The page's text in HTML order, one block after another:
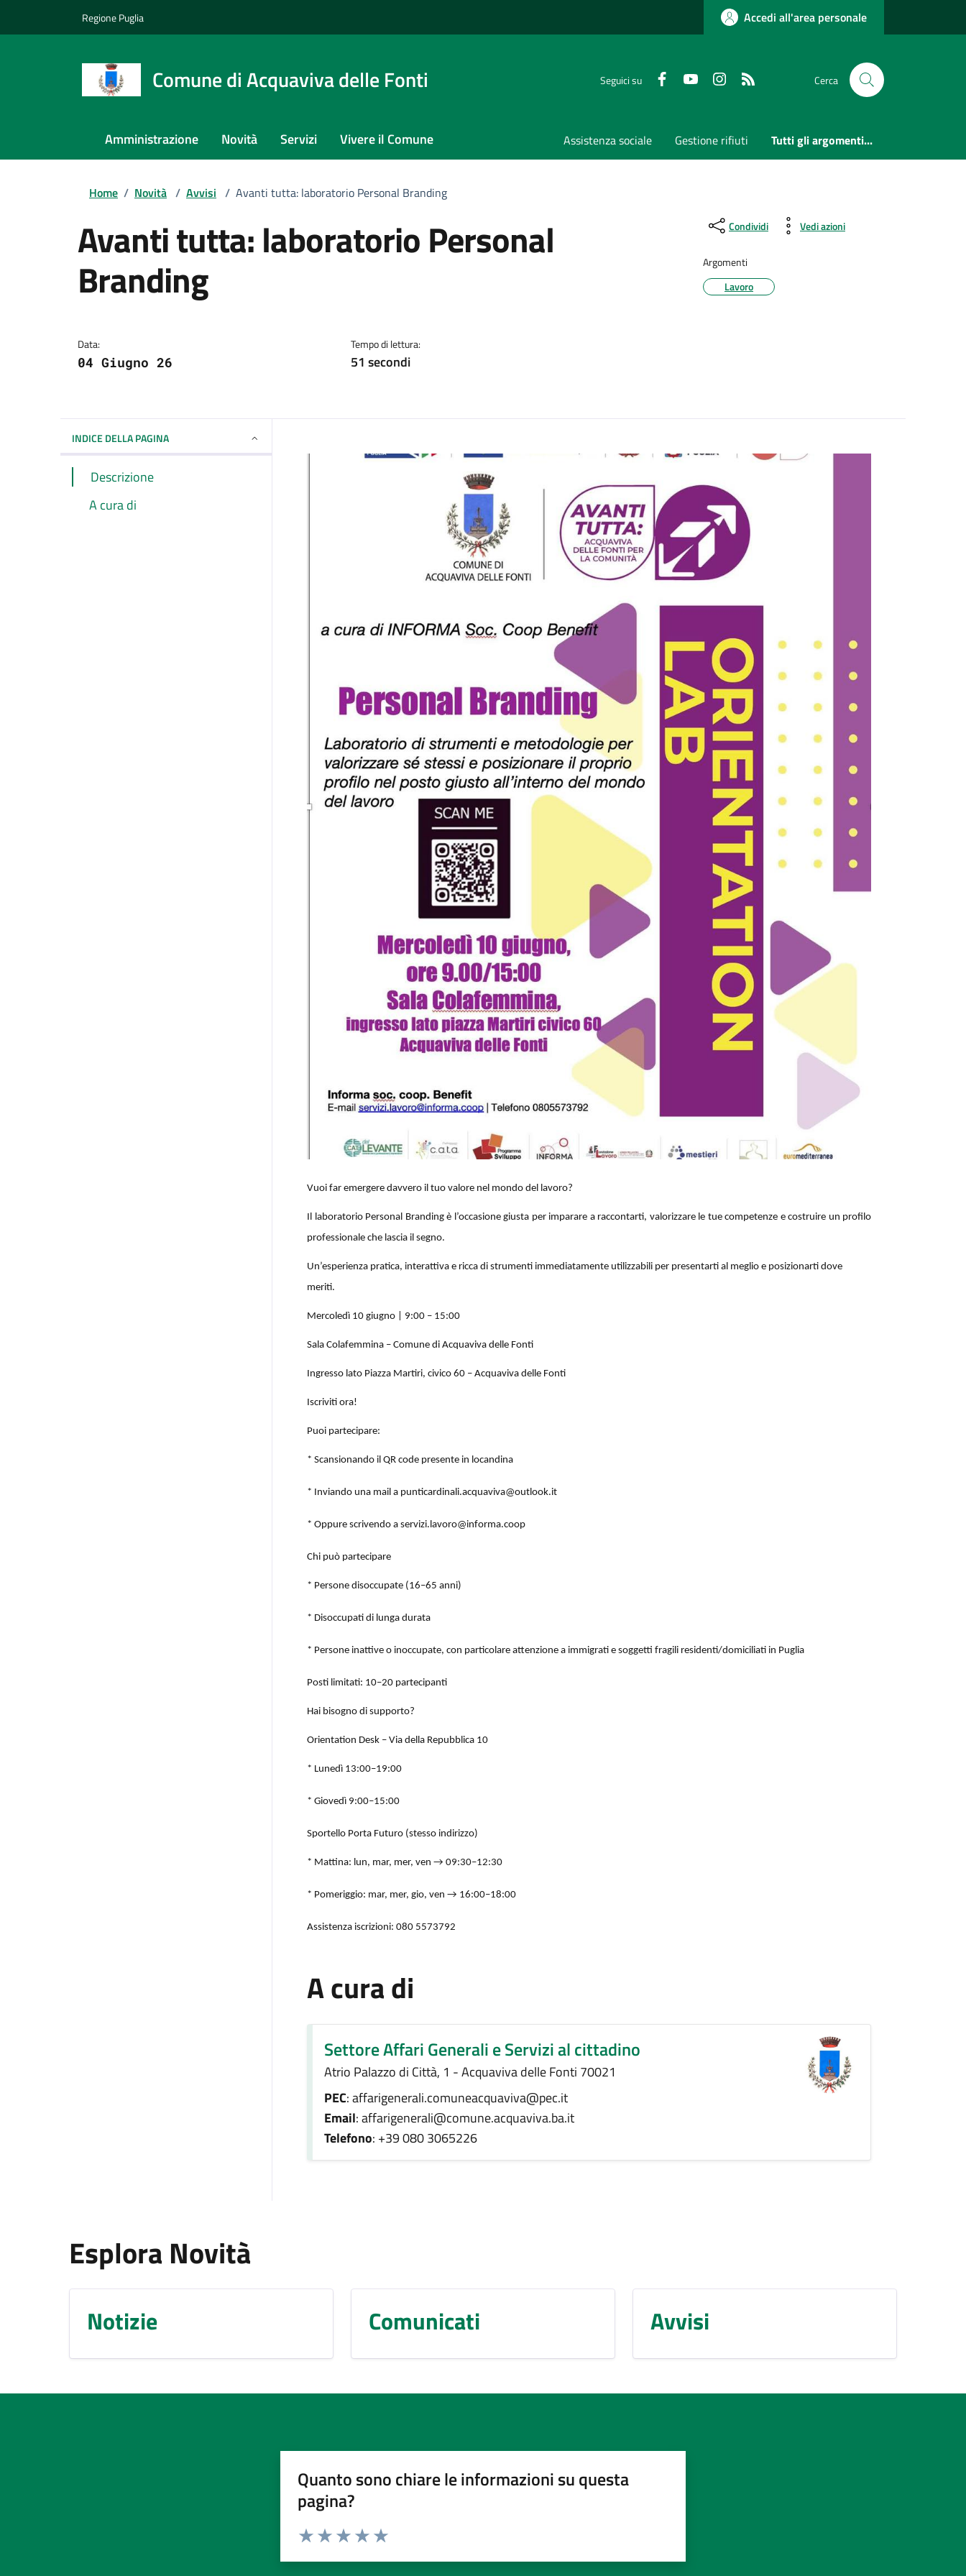
Regione Puglia Accedi all'area personale
Comune di Acquaviva delle Fonti Seguici su FaceboookYoutubeInstagram Cerca
Amministrazione Novità Servizi Vivere il Comune Assistenza sociale Gestione rifiuti Tutti gli argomenti...
Home / Novità / Avvisi / Avanti tutta: laboratorio Personal Branding
Avanti tutta: laboratorio Personal
Branding
Data:
04 Giugno 26
Tempo di lettura:
51 secondi
Condividi Vedi azioni
Argomenti
Lavoro
INDICE DELLA PAGINA
Descrizione
A cura di
Vuoi far emergere davvero il tuo valore nel mondo del lavoro?
Il laboratorio Personal Branding è l’occasione giusta per imparare a raccontarti, valorizzare le tue competenze e costruire un profilo
professionale che lascia il segno.
Un’esperienza pratica, interattiva e ricca di strumenti immediatamente utilizzabili per presentarti al meglio e posizionarti dove
meriti.
Mercoledì 10 giugno | 9:00 – 15:00
Sala Colafemmina – Comune di Acquaviva delle Fonti
Ingresso lato Piazza Martiri, civico 60 – Acquaviva delle Fonti
Iscriviti ora!
Puoi partecipare:
* Scansionando il QR code presente in locandina
* Inviando una mail a punticardinali.acquaviva@outlook.it
* Oppure scrivendo a servizi.lavoro@informa.coop
Chi può partecipare
* Persone disoccupate (16–65 anni)
* Disoccupati di lunga durata
* Persone inattive o inoccupate, con particolare attenzione a immigrati e soggetti fragili residenti/domiciliati in Puglia
Posti limitati: 10–20 partecipanti
Hai bisogno di supporto?
Orientation Desk – Via della Repubblica 10
* Lunedì 13:00–19:00
* Giovedì 9:00–15:00
Sportello Porta Futuro (stesso indirizzo)
* Mattina: lun, mar, mer, ven → 09:30–12:30
* Pomeriggio: mar, mer, gio, ven → 16:00–18:00
Assistenza iscrizioni: 080 5573792
A cura di
Settore Affari Generali e Servizi al cittadino
Atrio Palazzo di Città, 1 - Acquaviva delle Fonti 70021
PEC: affarigenerali.comuneacquaviva@pec.it
Email: affarigenerali@comune.acquaviva.ba.it
Telefono: +39 080 3065226
Esplora Novità
Notizie Comunicati Avvisi
Quanto sono chiare le informazioni su questa
pagina?
Valuta da 1 a 5 stelle la pagina